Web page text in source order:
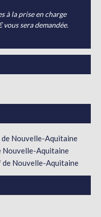
à la prise en charge
sera demandée.
Nouvelle-Aquitaine
Nouvelle-Aquitaine
Nouvelle-Aquitaine